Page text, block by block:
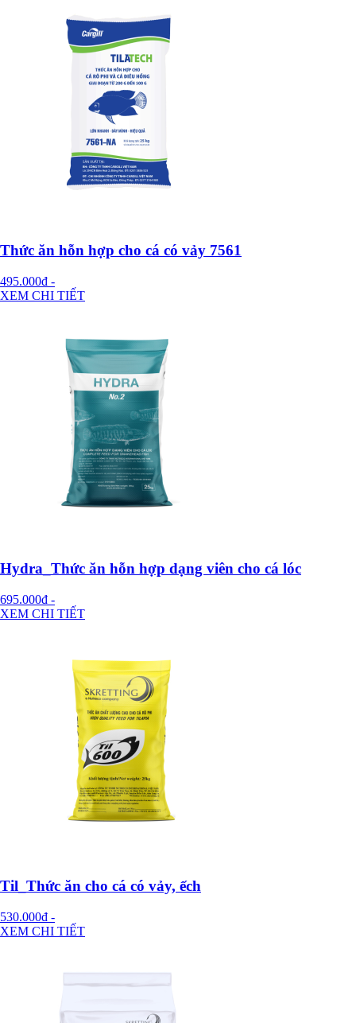
Thức ăn hỗn hợp cho cá có vảy 7561
495.000đ -
XEM CHI TIẾT
Hydra_Thức ăn hỗn hợp dạng viên cho cá lóc
695.000đ -
XEM CHI TIẾT
Til_Thức ăn cho cá có vảy, ếch
530.000đ -
XEM CHI TIẾT